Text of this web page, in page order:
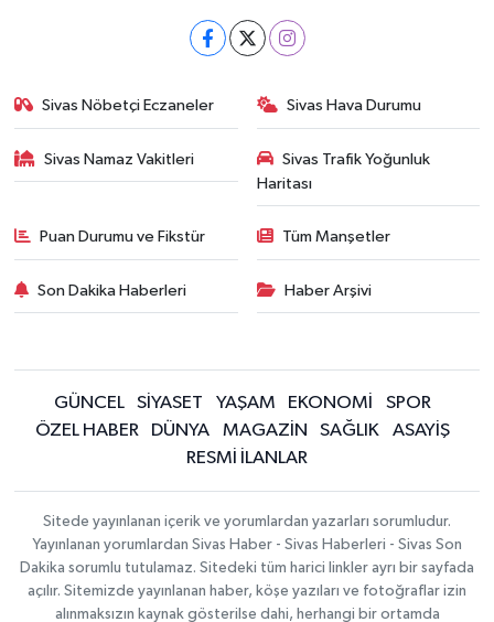
Sivas Nöbetçi Eczaneler Sivas Hava Durumu
Sivas Namaz Vakitleri
Sivas Trafik Yoğunluk
Haritası
Puan Durumu ve Fikstür Tüm Manşetler
Son Dakika Haberleri Haber Arşivi
GÜNCEL SİYASET YAŞAM EKONOMİ
SPOR
ÖZEL HABER
DÜNYA MAGAZİN SAĞLIK
ASAYİŞ
RESMİ İLANLAR
Sitede yayınlanan içerik ve yorumlardan yazarları sorumludur.
Yayınlanan yorumlardan Sivas Haber - Sivas Haberleri - Sivas Son
Dakika sorumlu tutulamaz. Sitedeki tüm harici linkler ayrı bir sayfada
açılır. Sitemizde yayınlanan haber, köşe yazıları ve fotoğraflar izin
alınmaksızın kaynak gösterilse dahi, herhangi bir ortamda